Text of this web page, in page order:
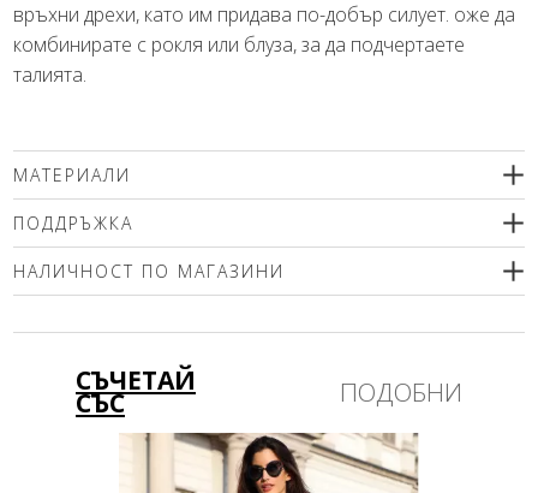
връхни дрехи, като им придава по-добър силует. оже да
комбинирате с рокля или блуза, за да подчертаете
талията.
МАТЕРИАЛИ
ПОДДРЪЖКА
НАЛИЧНОСТ ПО МАГАЗИНИ
СЪЧЕТАЙ
СЪС ПОДОБНИ